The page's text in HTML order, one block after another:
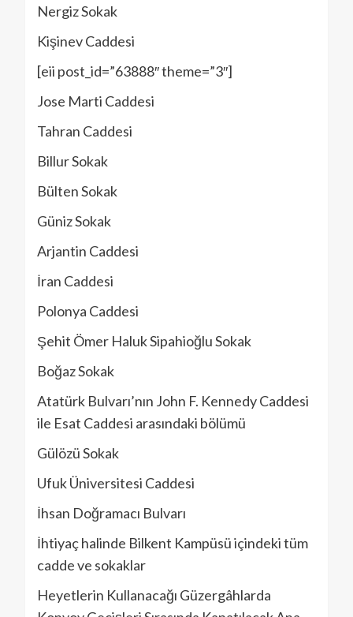
Nergiz Sokak
Kişinev Caddesi
[eii post_id=”63888″ theme=”3″]
Jose Marti Caddesi
Tahran Caddesi
Billur Sokak
Bülten Sokak
Güniz Sokak
Arjantin Caddesi
İran Caddesi
Polonya Caddesi
Şehit Ömer Haluk Sipahioğlu Sokak
Boğaz Sokak
Atatürk Bulvarı’nın John F. Kennedy Caddesi
ile Esat Caddesi arasındaki bölümü
Gülözü Sokak
Ufuk Üniversitesi Caddesi
İhsan Doğramacı Bulvarı
İhtiyaç halinde Bilkent Kampüsü içindeki tüm
cadde ve sokaklar
Heyetlerin Kullanacağı Güzergâhlarda